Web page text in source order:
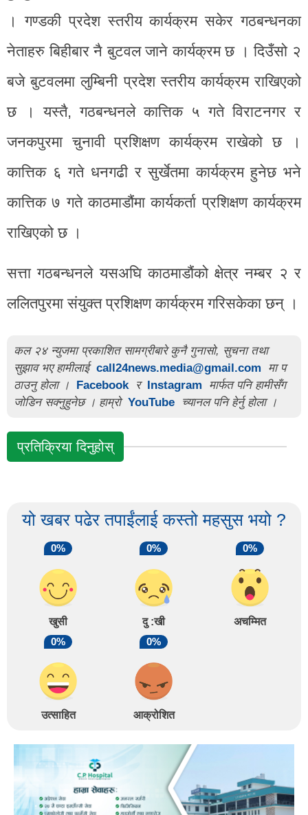
। गण्डकी प्रदेश स्तरीय कार्यक्रम सकेर गठबन्धनका
नेताहरु बिहीबार नै बुटवल जाने कार्यक्रम छ । दिउँसो २
बजे बुटवलमा लुम्बिनी प्रदेश स्तरीय कार्यक्रम राखिएको
छ । यस्तै, गठबन्धनले कात्तिक ५ गते विराटनगर र
जनकपुरमा चुनावी प्रशिक्षण कार्यक्रम राखेको छ ।
कात्तिक ६ गते धनगढी र सुर्खेतमा कार्यक्रम हुनेछ भने
कात्तिक ७ गते काठमाडौंमा कार्यकर्ता प्रशिक्षण कार्यक्रम
राखिएको छ ।
सत्ता गठबन्धनले यसअघि काठमाडौंको क्षेत्र नम्बर २ र
ललितपुरमा संयुक्त प्रशिक्षण कार्यक्रम गरिसकेका छन् ।
कल २४ न्युजमा प्रकाशित सामग्रीबारे कुनै गुनासो, सुचना तथा
सुझाव भए हामीलाई call24news.media@gmail.com
मा प
ठाउनु होला ।
Facebook र Instagram
मार्फत पनि हामीसँग
जोडिन सक्नुहुनेछ । हाम्रो YouTube च्यानल पनि हेर्नु होला ।
प्रतिक्रिया दिनुहोस्
यो खबर पढेर तपाईंलाई कस्तो महसुस भयो ?
0%
खुसी
0%
दु :खी
0%
अचम्मित
0%
उत्साहित
0%
आक्रोशित